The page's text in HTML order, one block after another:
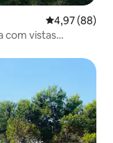
4,97 de uma
4,97 (88)
com vistas